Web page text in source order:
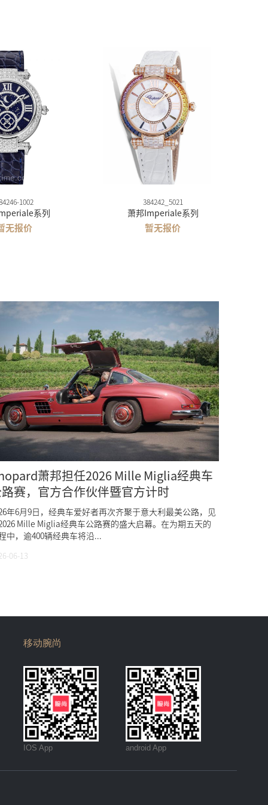
1002
系列
无报价
384242_5021
萧邦Imperiale系列
暂无报价
萧邦担任2026 Mille Miglia经典车
赛，官方合作伙伴暨官方计时
年6月9日，经典车爱好者再次齐聚于意大利最美公路，见
Mille Miglia经典车公路赛的盛大启幕。在为期五天的
中，逾400辆经典车将沿...
06-13
移动腕尚
IOS App android App